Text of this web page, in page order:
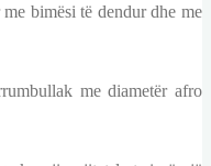
bimësi të dendur dhe me
me diametër afro